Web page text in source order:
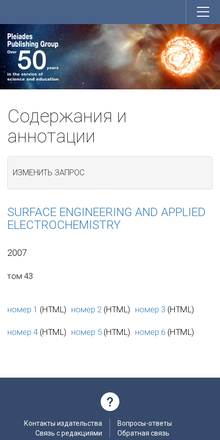
Содержания и
аннотации
ИЗМЕНИТЬ ЗАПРОС
SURFACE ENGINEERING AND APPLIED
ELECTROCHEMISTRY
2007
том 43
номер 1 (HTML) номер 2 (HTML) номер 3 (HTML)
номер 4 (HTML) номер 5 (HTML) номер 6 (HTML)
Контакты издательства
Связь с редакциями
Вопросы-ответы
Обратная связь